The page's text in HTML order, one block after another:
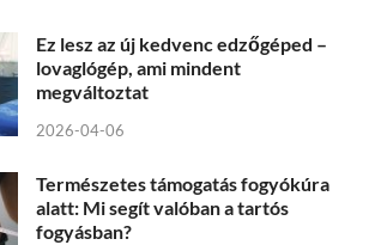
Ez lesz az új kedvenc edzőgéped –
lovaglógép, ami mindent
megváltoztat
2026-04-06
Természetes támogatás fogyókúra
alatt: Mi segít valóban a tartós
fogyásban?